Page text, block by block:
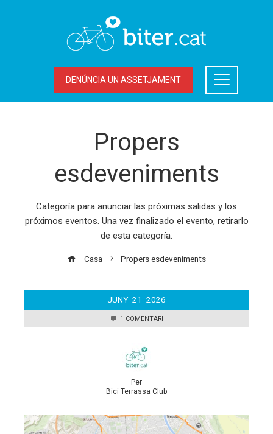
DENÚNCIA UN ASSETJAMENT
Propers
esdeveniments
Categoría para anunciar las próximas salidas y los
próximos eventos. Una vez finalizado el evento, retirarlo
de esta categoría.
Casa Propers esdeveniments
JUNY 21 2026
1 COMENTARI
Per
Bici Terrassa Club